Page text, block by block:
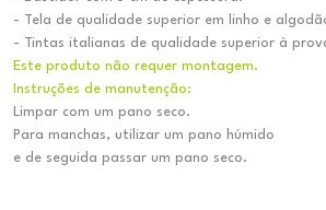
- Tela de qualidade superior em linho e
- Tintas italianas de qualidade superior à
Este produto não requer montagem.
Instruções de manutenção:
Limpar com um pano seco.
Para manchas, utilizar um pano húmido
e de seguida passar um pano seco.